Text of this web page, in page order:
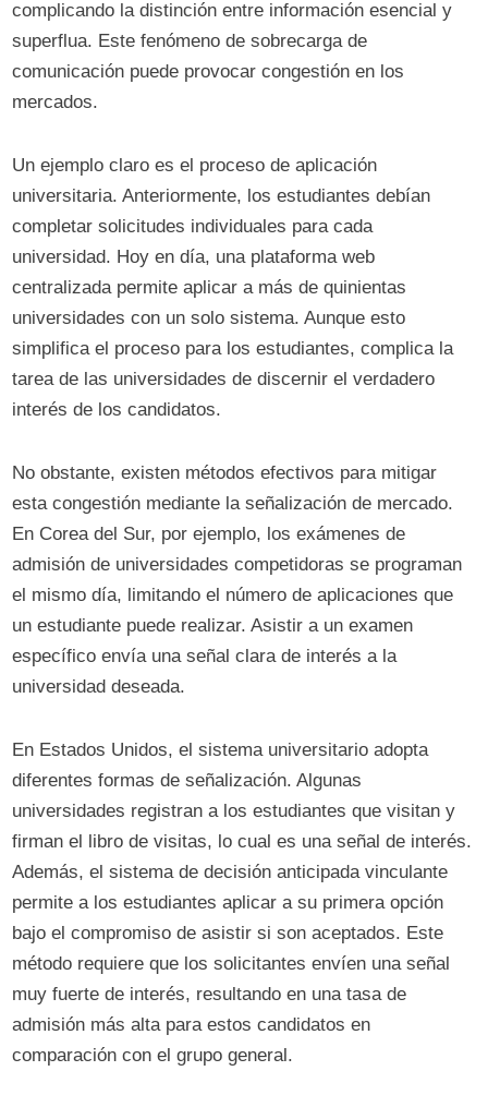
complicando la distinción entre información esencial y
superflua. Este fenómeno de sobrecarga de
comunicación puede provocar congestión en los
mercados.
Un ejemplo claro es el proceso de aplicación
universitaria. Anteriormente, los estudiantes debían
completar solicitudes individuales para cada
universidad. Hoy en día, una plataforma web
centralizada permite aplicar a más de quinientas
universidades con un solo sistema. Aunque esto
simplifica el proceso para los estudiantes, complica la
tarea de las universidades de discernir el verdadero
interés de los candidatos.
No obstante, existen métodos efectivos para mitigar
esta congestión mediante la señalización de mercado.
En Corea del Sur, por ejemplo, los exámenes de
admisión de universidades competidoras se programan
el mismo día, limitando el número de aplicaciones que
un estudiante puede realizar. Asistir a un examen
específico envía una señal clara de interés a la
universidad deseada.
En Estados Unidos, el sistema universitario adopta
diferentes formas de señalización. Algunas
universidades registran a los estudiantes que visitan y
firman el libro de visitas, lo cual es una señal de interés.
Además, el sistema de decisión anticipada vinculante
permite a los estudiantes aplicar a su primera opción
bajo el compromiso de asistir si son aceptados. Este
método requiere que los solicitantes envíen una señal
muy fuerte de interés, resultando en una tasa de
admisión más alta para estos candidatos en
comparación con el grupo general.